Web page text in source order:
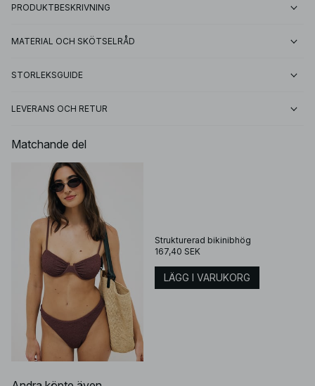
PRODUKTBESKRIVNING
MATERIAL OCH SKÖTSELRÅD
STORLEKSGUIDE
LEVERANS OCH RETUR
Matchande del
Strukturerad bikinibhög
167,40 SEK
LÄGG I VARUKORG